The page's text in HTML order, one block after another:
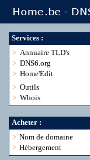
Services :
> Annuaire TLD's
> DNS6.org
> Home'Edit
> Outils
> Whois
Acheter :
> Nom de domaine
> Hébergement